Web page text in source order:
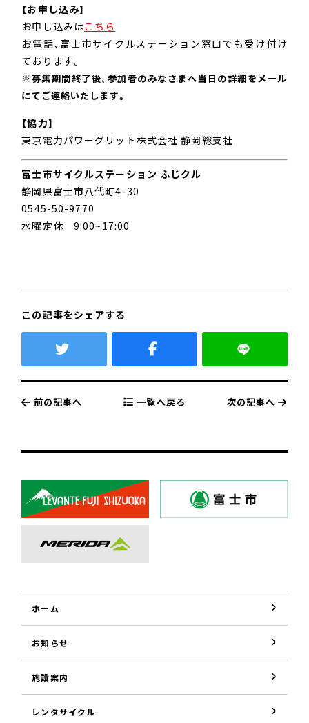
【お申し込み】
お申し込みはこちら
お電話、富士市サイクルステーション窓口でも受け付け
ております。
※募集期間終了後、参加者のみなさまへ当日の詳細をメール
にてご連絡いたします。
【協力】
東京電力パワーグリット株式会社 静岡総支社
富士市サイクルステーション ふじクル
静岡県富士市八代町4-30
0545-50-9770
水曜定休 9:00~17:00
この記事をシェアする
前の記事へ 一覧へ戻る 次の記事へ
ホーム
お知らせ
施設案内
レンタサイクル